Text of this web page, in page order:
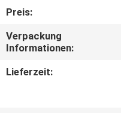
TRETEN
SIE
MIT
Preis:
Verpackung
Informationen:
Lieferzeit: